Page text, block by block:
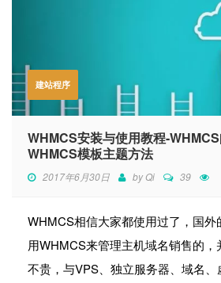
建站程序
WHMCS安装与使用教程-
WHMCS模板主题方法
2017年6月30日 byQi 39
WHMCS相信大家都使用过了，国外
用WHMCS来管理主机域名销售的
不贵，与VPS、独立服务器、域名